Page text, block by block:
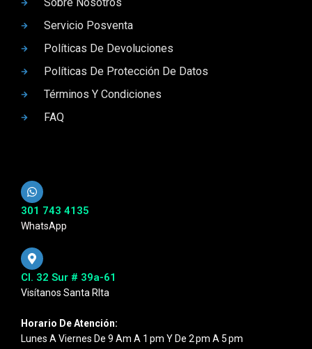
Sobre Nosotros
Servicio Posventa
Políticas De Devoluciones
Políticas De Protección De Datos
Términos Y Condiciones
FAQ
301 743 4135
WhatsApp
Cl. 32 Sur # 39a-61
Visítanos Santa RIta
Horario De Atención:
Lunes A Viernes De 9 Am A 1 Pm Y De 2 Pm A 5 Pm